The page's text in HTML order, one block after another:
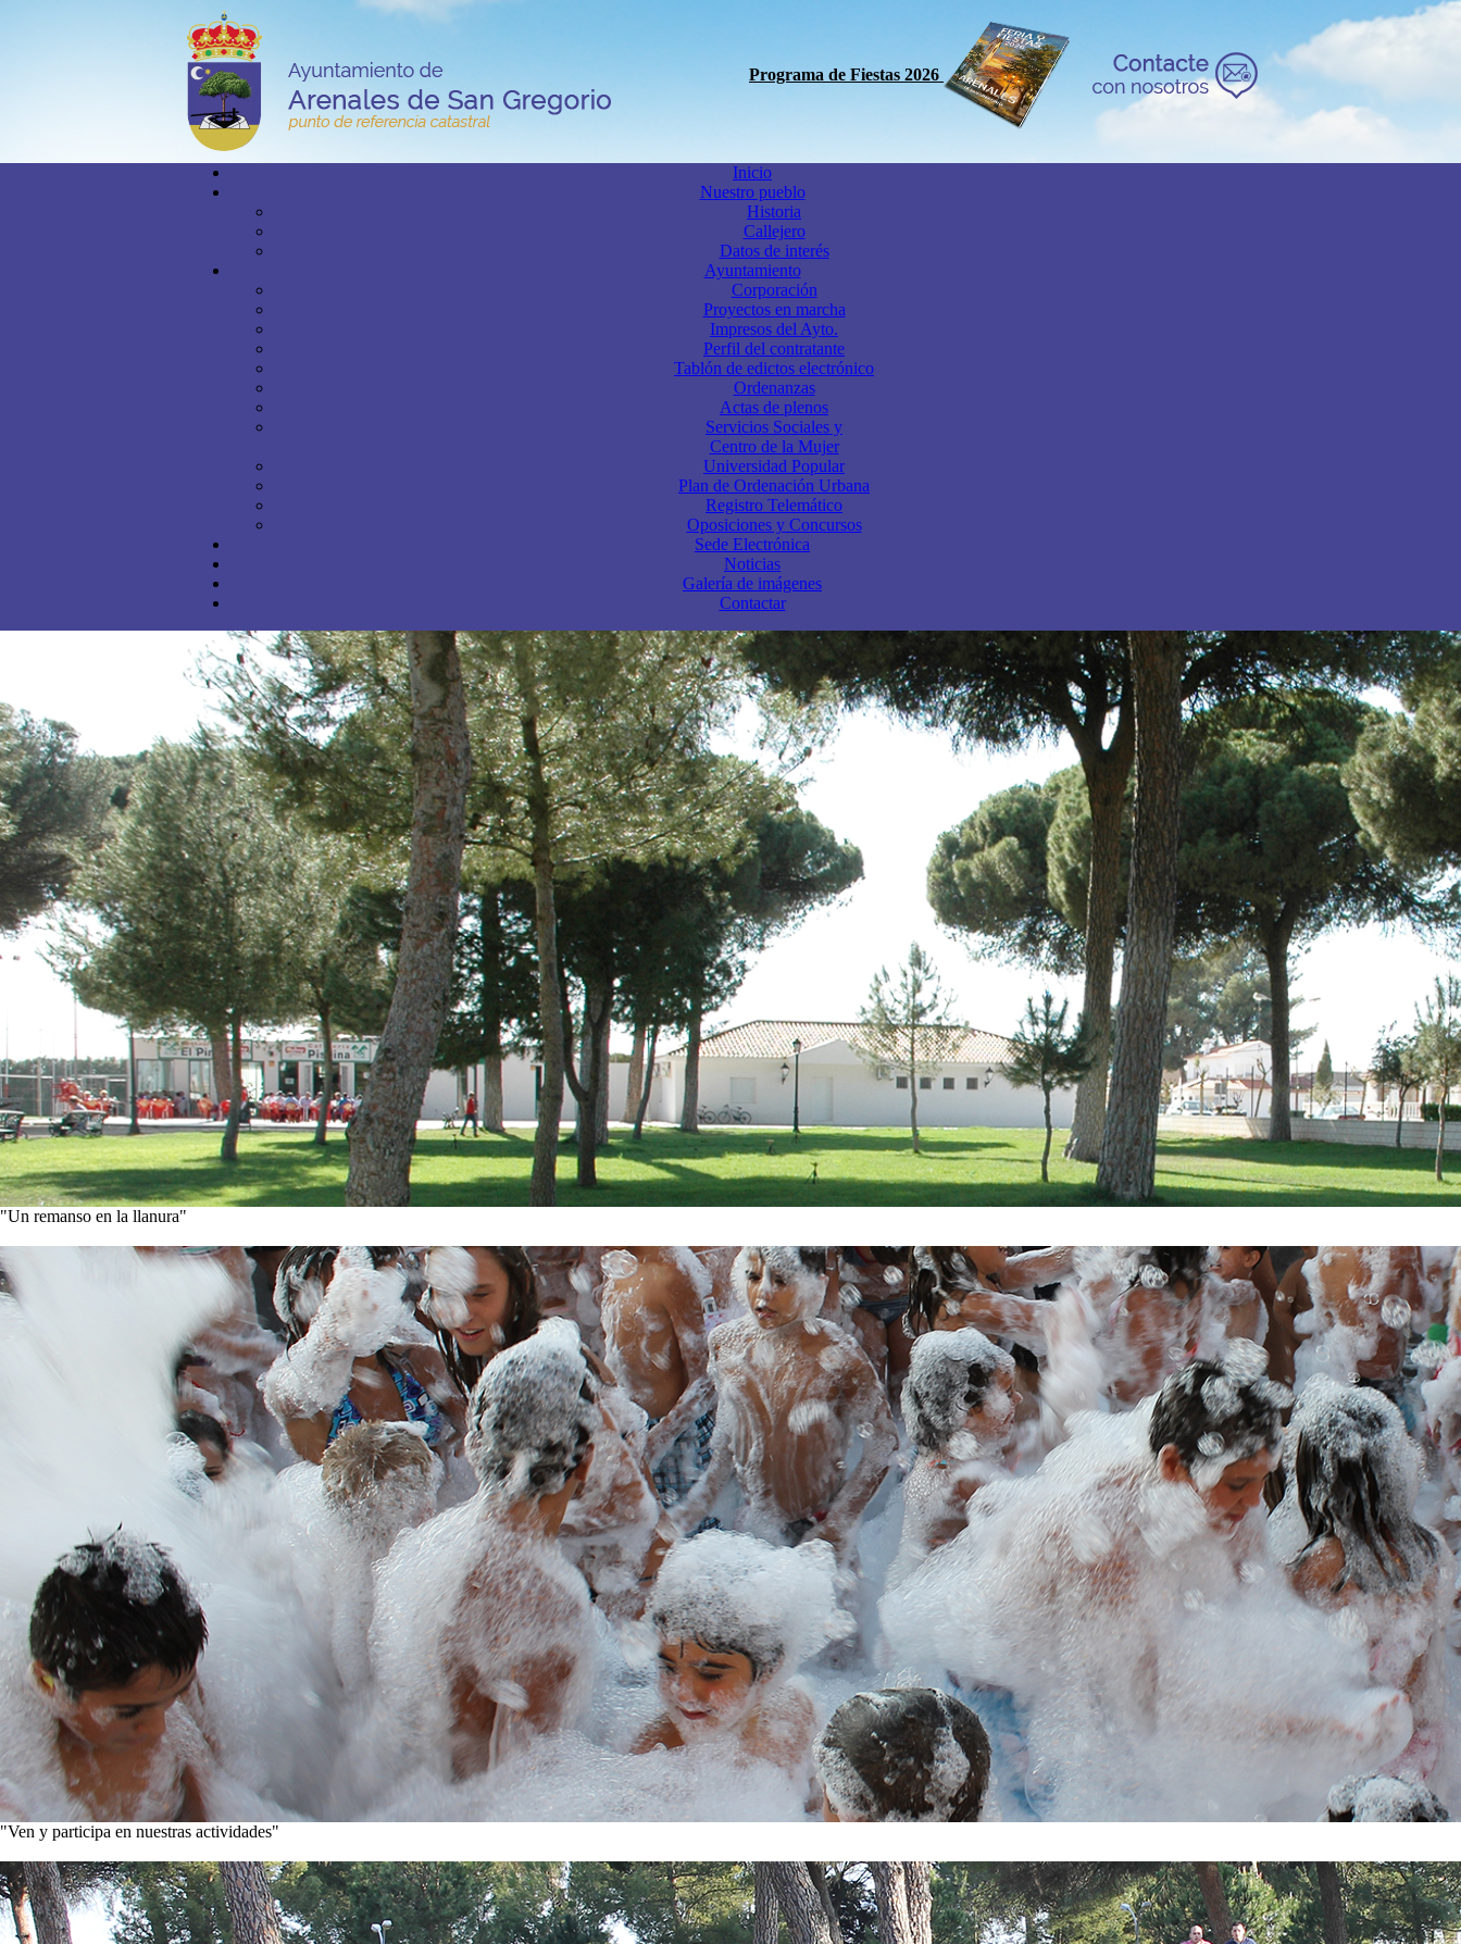
Programa de Fiestas 2026
Inicio
Nuestro pueblo
Historia
Callejero
Datos de interés
Ayuntamiento
Corporación
Proyectos en marcha
Impresos del Ayto.
Perfil del contratante
Tablón de edictos electrónico
Ordenanzas
Actas de plenos
Servicios Sociales y
Centro de la Mujer
Universidad Popular
Plan de Ordenación Urbana
Registro Telemático
Oposiciones y Concursos
Sede Electrónica
Noticias
Galería de imágenes
Contactar
"Un remanso en la llanura"
"Ven y participa en nuestras actividades"